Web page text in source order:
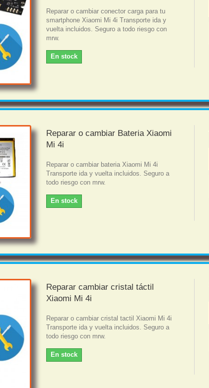
Reparar o cambiar conector carga para tu
smartphone Xiaomi Mi 4i Transporte ida y
vuelta incluidos. Seguro a todo riesgo con
mrw.
En stock
Reparar o cambiar Bateria Xiaomi
Mi 4i
Reparar o cambiar bateria Xiaomi Mi 4i
Transporte ida y vuelta incluidos. Seguro a
todo riesgo con mrw.
En stock
Reparar cambiar cristal táctil
Xiaomi Mi 4i
Reparar o cambiar cristal tactil Xiaomi Mi 4i
Transporte ida y vuelta incluidos. Seguro a
todo riesgo con mrw.
En stock